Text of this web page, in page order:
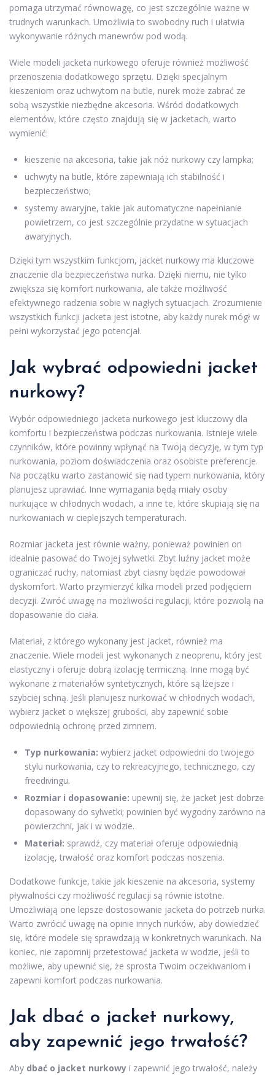
pomaga utrzymać równowagę, co jest szczególnie ważne w
trudnych warunkach. Umożliwia to swobodny ruch i ułatwia
wykonywanie różnych manewrów pod wodą.
Wiele modeli jacketa nurkowego oferuje również możliwość
przenoszenia dodatkowego sprzętu. Dzięki specjalnym
kieszeniom oraz uchwytom na butle, nurek może zabrać ze
sobą wszystkie niezbędne akcesoria. Wśród dodatkowych
elementów, które często znajdują się w jacketach, warto
wymienić:
kieszenie na akcesoria, takie jak nóż nurkowy czy lampka;
uchwyty na butle, które zapewniają ich stabilność i
bezpieczeństwo;
systemy awaryjne, takie jak automatyczne napełnianie
powietrzem, co jest szczególnie przydatne w sytuacjach
awaryjnych.
Dzięki tym wszystkim funkcjom, jacket nurkowy ma kluczowe
znaczenie dla bezpieczeństwa nurka. Dzięki niemu, nie tylko
zwiększa się komfort nurkowania, ale także możliwość
efektywnego radzenia sobie w nagłych sytuacjach. Zrozumienie
wszystkich funkcji jacketa jest istotne, aby każdy nurek mógł w
pełni wykorzystać jego potencjał.
Jak wybrać odpowiedni jacket
nurkowy?
Wybór odpowiedniego jacketa nurkowego jest kluczowy dla
komfortu i bezpieczeństwa podczas nurkowania. Istnieje wiele
czynników, które powinny wpłynąć na Twoją decyzję, w tym typ
nurkowania, poziom doświadczenia oraz osobiste preferencje.
Na początku warto zastanowić się nad typem nurkowania, który
planujesz uprawiać. Inne wymagania będą miały osoby
nurkujące w chłodnych wodach, a inne te, które skupiają się na
nurkowaniach w cieplejszych temperaturach.
Rozmiar jacketa jest równie ważny, ponieważ powinien on
idealnie pasować do Twojej sylwetki. Zbyt luźny jacket może
ograniczać ruchy, natomiast zbyt ciasny będzie powodował
dyskomfort. Warto przymierzyć kilka modeli przed podjęciem
decyzji. Zwróć uwagę na możliwości regulacji, które pozwolą na
dopasowanie do ciała.
Materiał, z którego wykonany jest jacket, również ma
znaczenie. Wiele modeli jest wykonanych z neoprenu, który jest
elastyczny i oferuje dobrą izolację termiczną. Inne mogą być
wykonane z materiałów syntetycznych, które są lżejsze i
szybciej schną. Jeśli planujesz nurkować w chłodnych wodach,
wybierz jacket o większej grubości, aby zapewnić sobie
odpowiednią ochronę przed zimnem.
Typ nurkowania: wybierz jacket odpowiedni do twojego
stylu nurkowania, czy to rekreacyjnego, technicznego, czy
freedivingu.
Rozmiar i dopasowanie: upewnij się, że jacket jest dobrze
dopasowany do sylwetki; powinien być wygodny zarówno na
powierzchni, jak i w wodzie.
Materiał: sprawdź, czy materiał oferuje odpowiednią
izolację, trwałość oraz komfort podczas noszenia.
Dodatkowe funkcje, takie jak kieszenie na akcesoria, systemy
pływalności czy możliwość regulacji są równie istotne.
Umożliwiają one lepsze dostosowanie jacketa do potrzeb nurka.
Warto zwrócić uwagę na opinie innych nurków, aby dowiedzieć
się, które modele się sprawdzają w konkretnych warunkach. Na
koniec, nie zapomnij przetestować jacketa w wodzie, jeśli to
możliwe, aby upewnić się, że sprosta Twoim oczekiwaniom i
zapewni komfort podczas nurkowania.
Jak dbać o jacket nurkowy,
aby zapewnić jego trwałość?
Aby dbać o jacket nurkowy i zapewnić jego trwałość, należy